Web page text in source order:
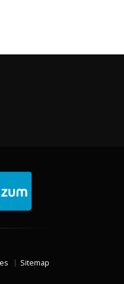
Sitemap